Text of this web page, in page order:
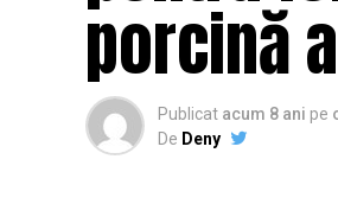
porcină
Publicat acum 8 ani pe
De Deny